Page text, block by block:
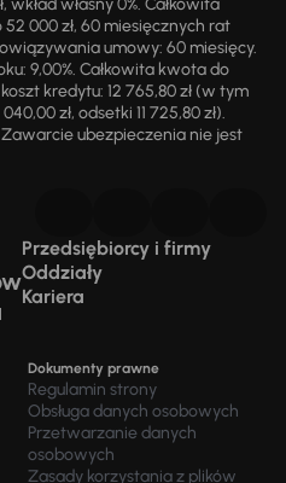
wkład własny 0%. Całkowita
000 zł, 60 miesięcznych rat
umowy: 60 miesięcy.
9,00%. Całkowita kwota do
kredytu: 12 765,80 zł (w tym
zł, odsetki 11 725,80 zł).
Zawarcie ubezpieczenia nie jest
Przedsiębiorcy i firmy
Oddziały
Kariera
Dokumenty prawne
Regulamin strony
Obsługa danych osobowych
Przetwarzanie danych
osobowych
Zasady korzystania z plików